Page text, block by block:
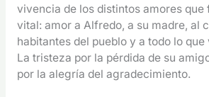
vivencia de los distintos amores que
vital: amor a Alfredo, a su madre, al
habitantes del pueblo y a todo lo
La tristeza por la pérdida de su
por la alegría del agradecimiento.